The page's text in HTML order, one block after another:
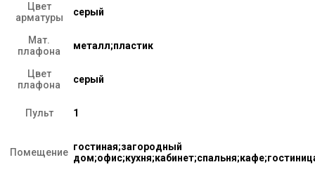
Цвет
арматуры
серый
Мат.
плафона
металл;пластик
Цвет
плафона
серый
Пульт 1
Помещение гостиная;загородный